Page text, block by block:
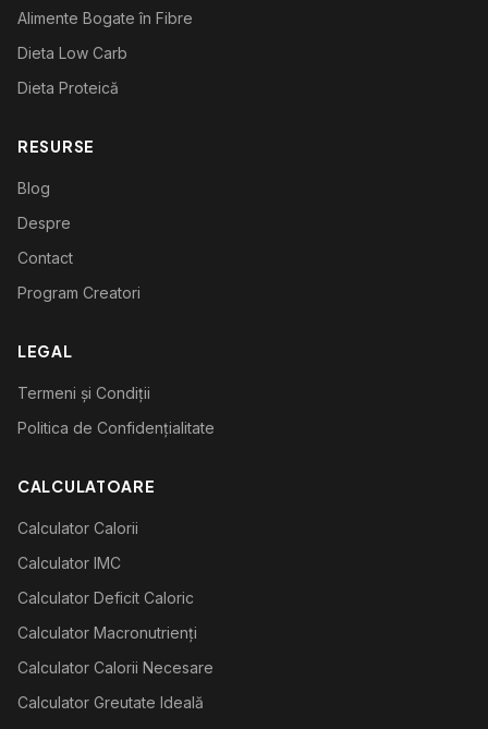
Alimente Bogate în Fibre
Dieta Low Carb
Dieta Proteică
RESURSE
Blog
Despre
Contact
Program Creatori
LEGAL
Termeni și Condiții
Politica de Confidențialitate
CALCULATOARE
Calculator Calorii
Calculator IMC
Calculator Deficit Caloric
Calculator Macronutrienți
Calculator Calorii Necesare
Calculator Greutate Ideală